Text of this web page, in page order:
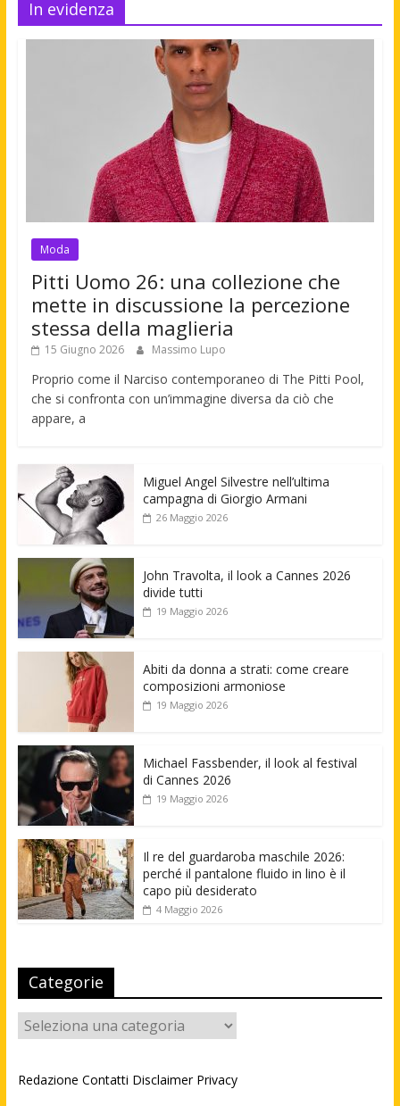
In evidenza
Moda
Pitti Uomo 26: una collezione che
mette in discussione la percezione
stessa della maglieria
15 Giugno 2026 Massimo Lupo
Proprio come il Narciso contemporaneo di The Pitti Pool,
che si confronta con un’immagine diversa da ciò che
appare, a
Miguel Angel Silvestre nell’ultima
campagna di Giorgio Armani
26 Maggio 2026
John Travolta, il look a Cannes 2026
divide tutti
19 Maggio 2026
Abiti da donna a strati: come creare
composizioni armoniose
19 Maggio 2026
Michael Fassbender, il look al festival
di Cannes 2026
19 Maggio 2026
Il re del guardaroba maschile 2026:
perché il pantalone fluido in lino è il
capo più desiderato
4 Maggio 2026
Categorie
Categorie
Redazione Contatti Disclaimer Privacy